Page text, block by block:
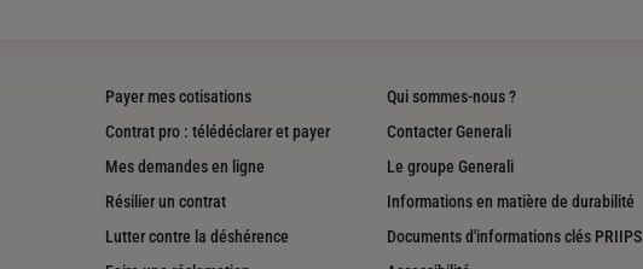
Payer mes cotisations
Contrat pro : télédéclarer et payer
Mes demandes en ligne
Résilier un contrat
Lutter contre la déshérence
Qui sommes-nous ?
Contacter Generali
Le groupe Generali
Informations en matière de durabilité
Documents d'informations clés PRIIPS